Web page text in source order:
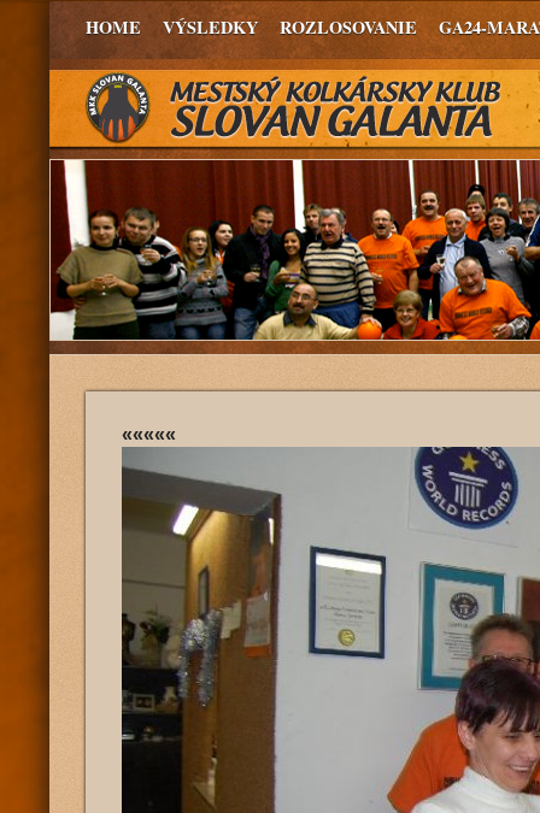
HOME VÝSLEDKY ROZLOSOVANIE GA24-
«««««